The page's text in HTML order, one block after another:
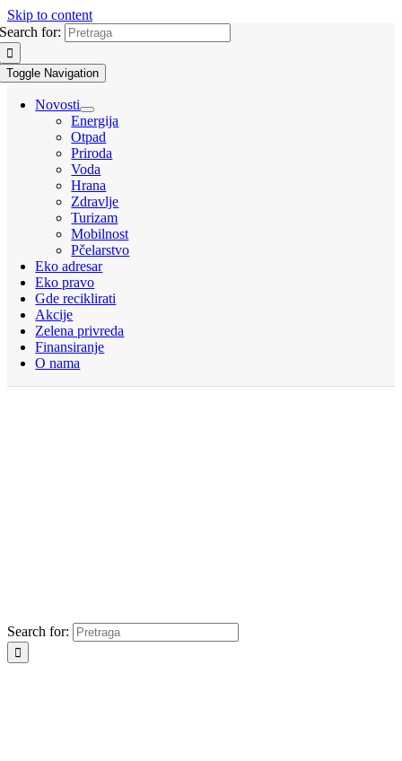
Skip to content
Search for:
Toggle Navigation
Novosti
Energija
Otpad
Priroda
Voda
Hrana
Zdravlje
Turizam
Mobilnost
Pčelarstvo
Eko adresar
Eko pravo
Gde reciklirati
Akcije
Zelena privreda
Finansiranje
O nama
Search for: